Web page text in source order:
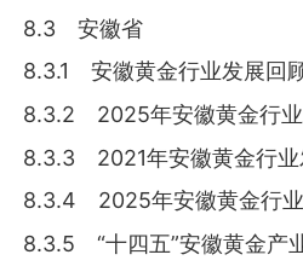
8.3 安徽省
8.3.1 安徽黄金行业发展回
8.3.2 2025年安徽黄金行
8.3.3 2021年安徽黄金行业
8.3.4 2025年安徽黄金行
8.3.5 “十四五”安徽黄金产